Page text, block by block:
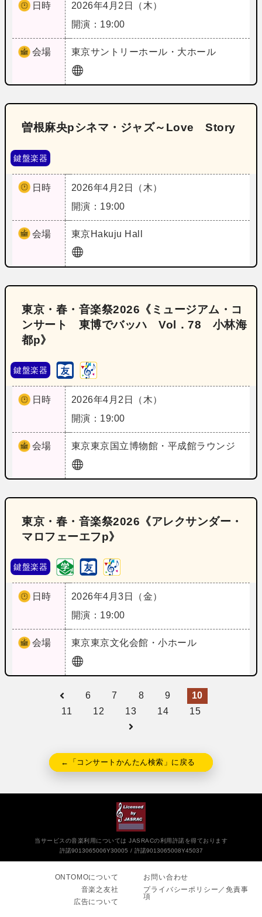
日時
2026年4月2日（木）
開演：19:00
会場 東京サントリーホール・大ホール
曽根麻央pシネマ・ジャズ～Love Story
鍵盤楽器
日時
2026年4月2日（木）
開演：19:00
会場 東京Hakuju Hall
東京・春・音楽祭2026《ミュージアム・コ
ンサート 東博でバッハ Vol．78 小林海
都p》
鍵盤楽器
日時
2026年4月2日（木）
開演：19:00
会場 東京東京国立博物館・平成館ラウンジ
東京・春・音楽祭2026《アレクサンダー・
マロフェーエフp》
鍵盤楽器
日時
2026年4月3日（金）
開演：19:00
会場 東京東京文化会館・小ホール
6 7 8 9
10
11
12 13 14 15
←「コンサートかんたん検索」に戻る
当サービスの音楽利用については JASRACの利用許諾を得ております
許諾9013065006Y30005
許諾9013065008Y45037
ONTOMOについて
音楽之友社
広告について
お問い合わせ
プライバシーポリシー／免責事
項